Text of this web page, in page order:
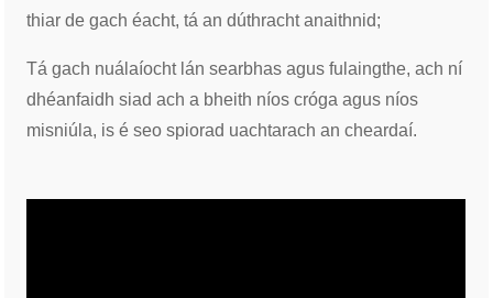
thiar de gach éacht, tá an dúthracht anaithnid;
Tá gach nuálaíocht lán searbhas agus fulaingthe, ach ní
dhéanfaidh siad ach a bheith níos cróga agus níos
misniúla, is é seo spiorad uachtarach an cheardaí.